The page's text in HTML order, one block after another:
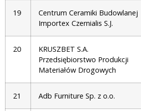
19
Centrum Ceramiki Budowlanej
Importex Czernialis S.J.
20
KRUSZBET S.A.
Przedsiębiorstwo Produkcji
Materiałów Drogowych
21 Adb Furniture Sp. z o.o.